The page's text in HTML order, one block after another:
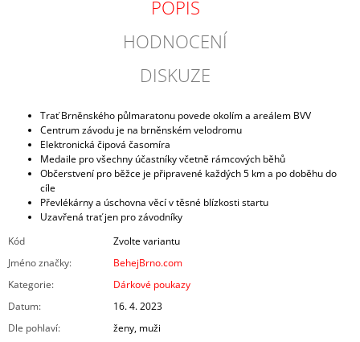
POPIS
HODNOCENÍ
DISKUZE
Trať Brněnského půlmaratonu povede okolím a areálem BVV
Centrum závodu je na brněnském velodromu
Elektronická čipová časomíra
Medaile pro všechny účastníky včetně rámcových běhů
Občerstvení pro běžce je připravené každých 5 km a po doběhu do
cíle
Převlékárny a úschovna věcí v těsné blízkosti startu
Uzavřená trať jen pro závodníky
Kód
Zvolte variantu
Jméno značky:
BehejBrno.com
Kategorie:
Dárkové poukazy
Datum:
16. 4. 2023
Dle pohlaví:
ženy, muži